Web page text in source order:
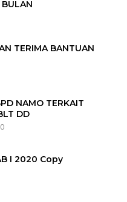
TERIMA BANTUAN
NAMO TERKAIT
DD
I 2020 Copy